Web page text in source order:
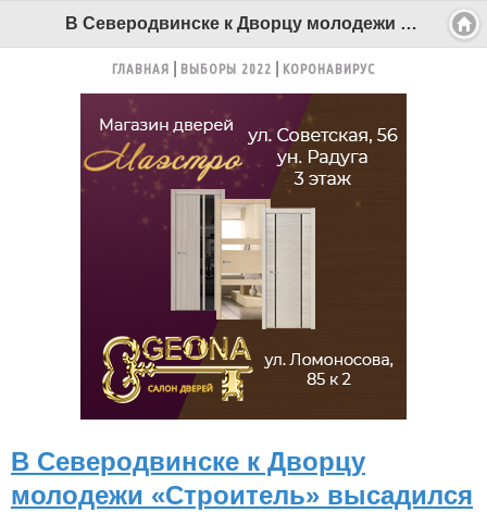
В Северодвинске к Дворцу молодежи «Строитель» высадился экологический десант - Беломорканал Северодвинск tv29.ru
ГЛАВНАЯ ВЫБОРЫ 2022 КОРОНАВИРУС
В Северодвинске к Дворцу
молодежи «Строитель» высадился